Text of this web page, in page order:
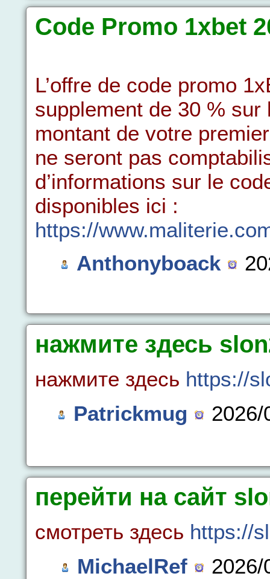
Code Promo 1xbet
L’offre de code promo
supplement de 30 %
montant de votre
ne seront pas
d’informations sur le
disponibles ici :
https://
Anthonyboack
нажмите здесь
нажмите здесь https://
Patrickmug
перейти на сайт
смотреть здесь https://
MichaelRef